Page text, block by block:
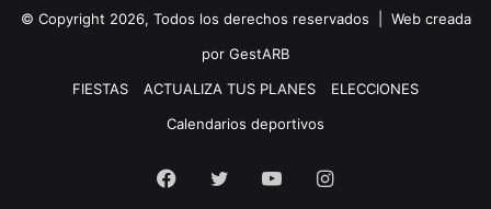
© Copyright 2026, Todos los derechos reservados | Web creada
por GestARB
FIESTAS
ACTUALIZA TUS PLANES
ELECCIONES
Calendarios deportivos
Facebook
Twitter YouTubeInstagram